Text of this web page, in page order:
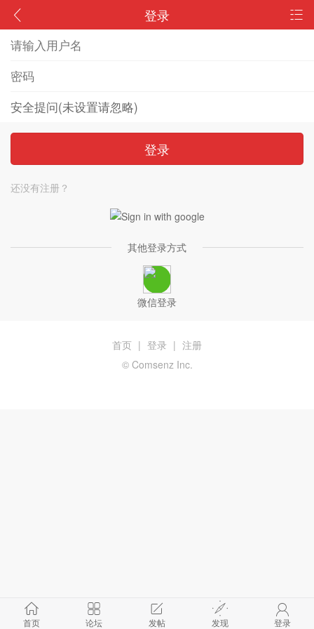
登录
登录
还没有注册？
其他登录方式
微信登录
首页 论坛 发帖 发现 登录
首页 | 登录 | 注册
© Comsenz Inc.